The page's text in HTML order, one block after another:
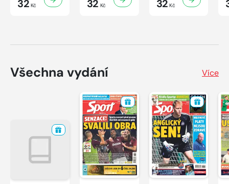
32 Kč 32 Kč 32 Kč
Všechna vydání Více